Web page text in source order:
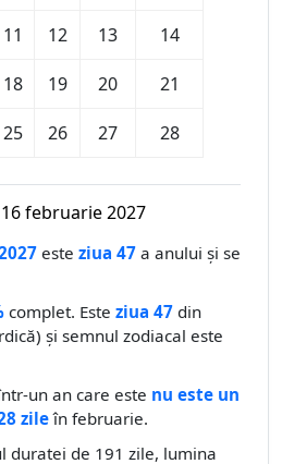
11 12 13 14
18 19 20 21
25 26 27 28
februarie 2027
este ziua 47 a anului și se
complet. Este ziua 47 din
și semnul zodiacal este
un an care este nu este un
zileîn februarie.
duratei de 191 zile, lumina